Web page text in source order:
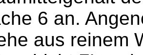
6 an.
aus reinem